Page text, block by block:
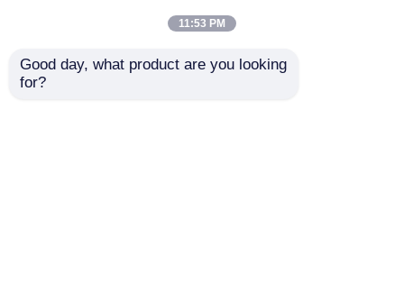
van S80mec
11:53 PM
Good day, what product are you looking
for?